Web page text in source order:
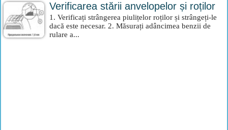
Verificarea stării anvelopelor și roților
1. Verificați strângerea piulițelor roților și strângeți-le
dacă este necesar. 2. Măsurați adâncimea benzii de
rulare a...